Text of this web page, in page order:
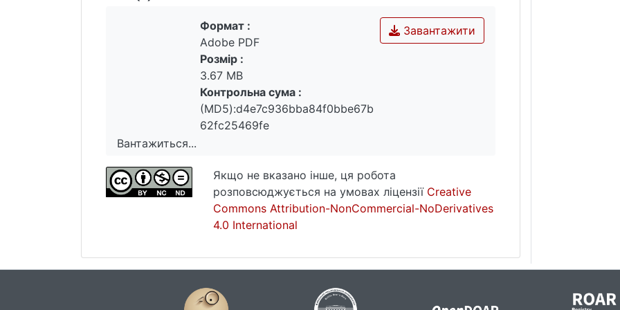
автономної каузальної орієнтації; детермінований — відзначається підвищеним зовнішнім
на тлі інших показників, які є досить низькими; відчужений — характеризується середнім
локусу контролю, у тому числі у сферах досягнень і невдач, вищими за середні
загальної життєстійкості.
Емпірично визначено стратегії батьківського виховання, які сприяють розвитку
обов’язків, мінімальність санкцій та заборон. Стратегіями, які не сприяють розвитку
гіперпротекція і гіпопротекція, надмірність заборон і санкцій, недостатність обов’язків,
дитячими якостями, розширення сфери батьківських почуттів і їх нерозвиненість, виховна
конфлікту між батьками у сферу виховання.
Ключові слова: особистісний потенціал, самодетермінація, автономія, «Его»,
батьківського виховання, програма розвитку.
Вантажиться...
Вантажиться...
Завантажити
Формат :
Adobe PDF
Розмір :
3.67 MB
Контрольна сума :
(MD5):d4e7c936bba84f0bbe67b
62fc25469fe
Якщо не вказано інше, ця робота
розповсюджується на умовах ліцензії Creative
Commons Attribution-NonCommercial-NoDerivatives
4.0 International